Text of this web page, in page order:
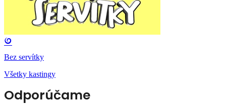
Bez servítky
Všetky kastingy
Odporúčame